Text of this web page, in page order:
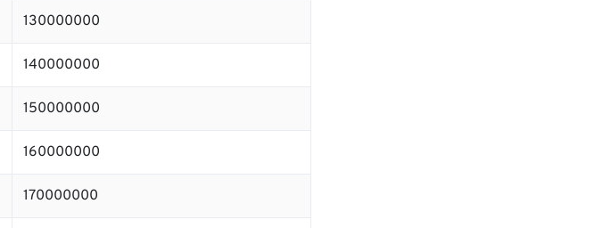
130000000
140000000
150000000
160000000
170000000